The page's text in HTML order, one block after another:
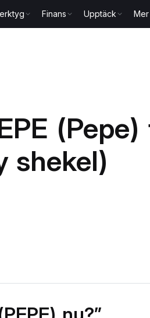
Finans Upptäck Mer
(Pepe)
shekel)